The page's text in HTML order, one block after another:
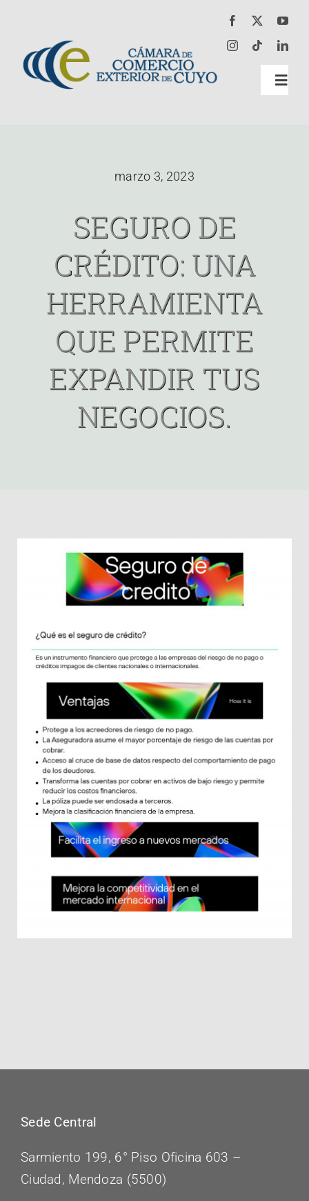
content
Certificaciones
Prestaciones
marzo 3, 2023
SEGURO DE
CRÉDITO: UNA
HERRAMIENTA
QUE PERMITE
EXPANDIR TUS
NEGOCIOS.
Sede Central
Sarmiento 199, 6° Piso Oficina 603 –
Ciudad, Mendoza (5500)